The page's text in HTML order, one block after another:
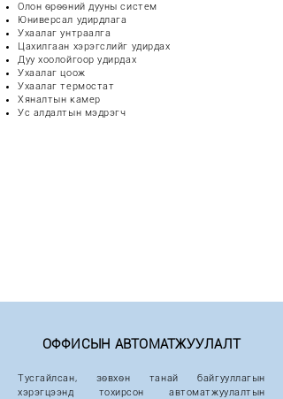
Олон өрөөний дууны систем
Юниверсал удирдлага
Ухаалаг унтраалга
Цахилгаан хэрэгслийг удирдах
Дуу хоолойгоор удирдах
Ухаалаг цоож
Ухаалаг термостат
Хяналтын камер
Ус алдалтын мэдрэгч
ОФФИСЫН АВТОМАТЖУУЛАЛТ
Тусгайлсан, зөвхөн танай байгууллагын
хэрэгцээнд тохирсон автоматжуулалтын